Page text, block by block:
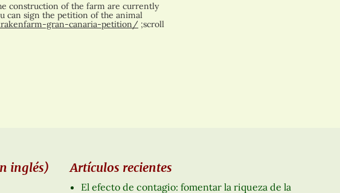
construction of the farm are currently
can sign the petition of the animal
gran-canaria-petition/ ;scroll
inglés) Artículos recientes
El efecto de contagio: fomentar la riqueza de la